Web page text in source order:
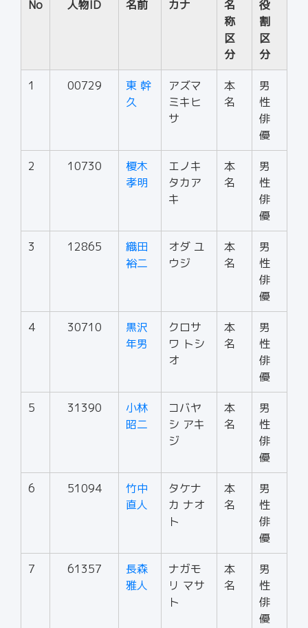
No 人物ID 名前 カナ
名
称
区
分
役
割
区
分
1 00729
東 幹
久
アズマ
ミキヒ
サ
本
名
男
性
俳
優
2 10730
榎木
孝明
エノキ
タカア
キ
本
名
男
性
俳
優
3 12865
織田
裕二
オダ ユ
ウジ
本
名
男
性
俳
優
4 30710
黒沢
年男
クロサ
ワ トシ
オ
本
名
男
性
俳
優
5 31390
小林
昭二
コバヤ
シ アキ
ジ
本
名
男
性
俳
優
6 51094
竹中
直人
タケナ
カ ナオ
ト
本
名
男
性
俳
優
7 61357
長森
雅人
ナガモ
リ マサ
ト
本
名
男
性
俳
優